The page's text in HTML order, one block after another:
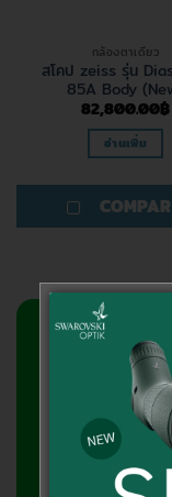
กล้องตาเดียว
สโคป zeiss รุ่น
85A Body
82,800.00฿
อ่านเพิ่ม
ส
บ
2358/
โทรศัพท์